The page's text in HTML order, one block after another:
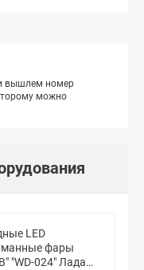
вышлем номер
можно
LED
фары
"WD-024" Лада